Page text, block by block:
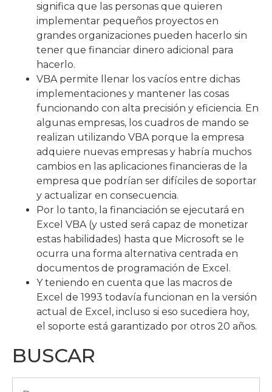
significa que las personas que quieren
implementar pequeños proyectos en
grandes organizaciones pueden hacerlo sin
tener que financiar dinero adicional para
hacerlo.
VBA permite llenar los vacíos entre dichas
implementaciones y mantener las cosas
funcionando con alta precisión y eficiencia. En
algunas empresas, los cuadros de mando se
realizan utilizando VBA porque la empresa
adquiere nuevas empresas y habría muchos
cambios en las aplicaciones financieras de la
empresa que podrían ser difíciles de soportar
y actualizar en consecuencia.
Por lo tanto, la financiación se ejecutará en
Excel VBA (y usted será capaz de monetizar
estas habilidades) hasta que Microsoft se le
ocurra una forma alternativa centrada en
documentos de programación de Excel.
Y teniendo en cuenta que las macros de
Excel de 1993 todavía funcionan en la versión
actual de Excel, incluso si eso sucediera hoy,
el soporte está garantizado por otros 20 años.
BUSCAR